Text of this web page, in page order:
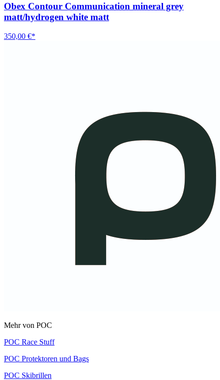
Obex Contour Communication mineral grey
matt/hydrogen white matt
350,00 €*
Mehr von POC
POC Race Stuff
POC Protektoren und Bags
POC Skibrillen